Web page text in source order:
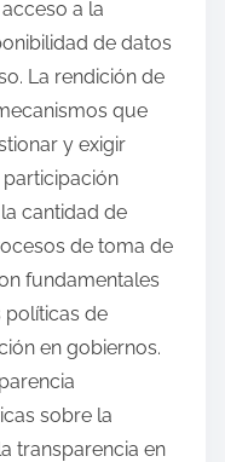
a la
de datos
La rendición de
que
y exigir
participación
cantidad de
de toma de
fundamentales
políticas de
en gobiernos.
sobre la
transparencia en